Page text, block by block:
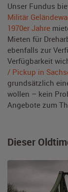
Unser Fundus
Militär
1970er Jahre
Mieten für
ebenfalls zur
Verfügbarkeit
/ Pickup in
grundsätzlich
wollen – kein
Angebote zum
Dieser